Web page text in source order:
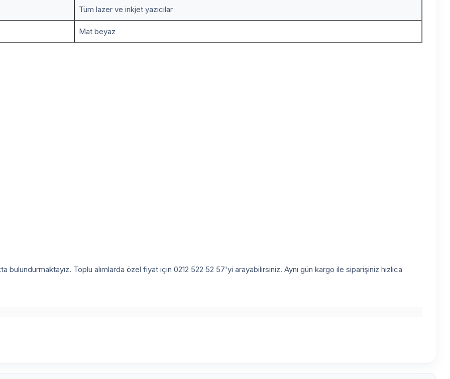
Tüm lazer ve inkjet yazıcılar
Mat beyaz
Toplu alımlarda özel fiyat için 0212 522 52 57'yi arayabilirsiniz. Aynı gün kargo ile siparişiniz hızlıca